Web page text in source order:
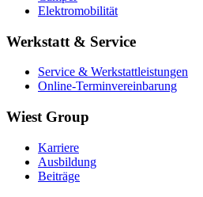
Elektromobilität
Werkstatt & Service
Service & Werkstattleistungen
Online-Terminvereinbarung
Wiest Group
Karriere
Ausbildung
Beiträge